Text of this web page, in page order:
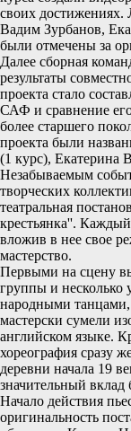
своих достижениях.
Вадим Зурбанов,
были отмечены за
Далее сборная
результаты
проекта стало
САФ и сравнение его
более старшего
проекта были
(1 курс), Екатерина
Незабываемым
творческих
театральная
крестьянка''. Каждый
вложив в нее свое
мастерство.
Первыми на сцену
группы и несколько
народными
мастерски сумели
английском языке.
хореография сразу
деревни начала 19
значительный
Начало действия
оригинальность